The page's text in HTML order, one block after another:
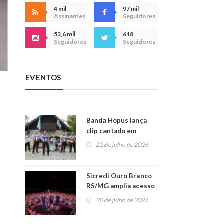
4 mil
Assinantes
97 mil
Seguidores
53,6 mil
Seguidores
618
Seguidores
EVENTOS
Banda Hopus lança
clip cantado em
alemão e inglês
22 de julho de 2026
Sicredi Ouro Branco
RS/MG amplia acesso
ao show dos 45 anos
para mais associados
20 de julho de 2026